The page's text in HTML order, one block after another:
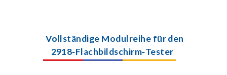
Vollständige Modulreihe für den
2918‑Flachbildschirm‑Tester